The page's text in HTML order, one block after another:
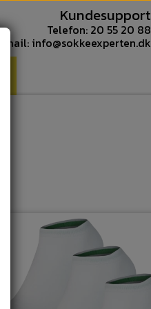
Kundesupport
Telefon: 20 55 20 88
E-mail: info@sokkeexperten.dk